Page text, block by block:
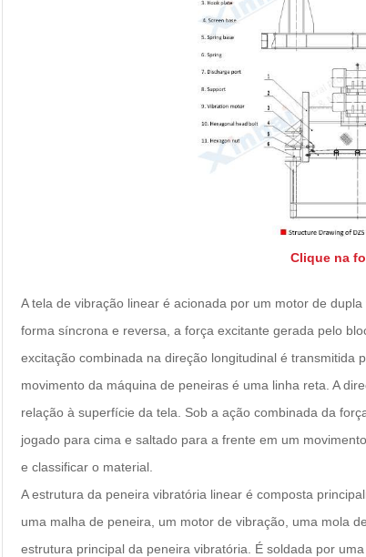
Clique na
A tela de vibração linear é acionada por um motor de
forma síncrona e reversa, a força excitante gerada pelo
excitação combinada na direção longitudinal é
movimento da máquina de peneiras é uma linha reta. A
relação à superfície da tela. Sob a ação combinada da
jogado para cima e saltado para a frente em um
e classificar o material.
A estrutura da peneira vibratória linear é composta
uma malha de peneira, um motor de vibração, uma mola
estrutura principal da peneira vibratória. É soldada por